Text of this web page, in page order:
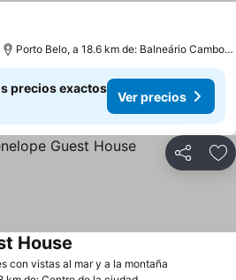
Porto Belo, a 18.6 km de: Balneário Camboriú
precios exactos
Ver precios
Compartir
con vistas al mar y a la montaña
House